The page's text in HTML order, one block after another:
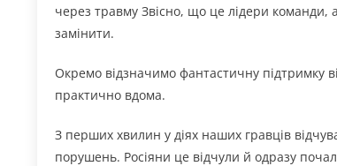
через травму Звісно, що це лідери команди,
замінити.
Окремо відзначимо фантастичну підтримку
практично вдома.
З перших хвилин у діях наших гравців
порушень. Росіяни це відчули й одразу